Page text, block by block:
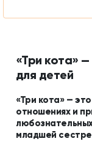
«Три кота»
для детей
«Три кота» —
отношениях и
младшей